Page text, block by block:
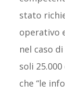
stato
operativo
nel caso
soli
che “le